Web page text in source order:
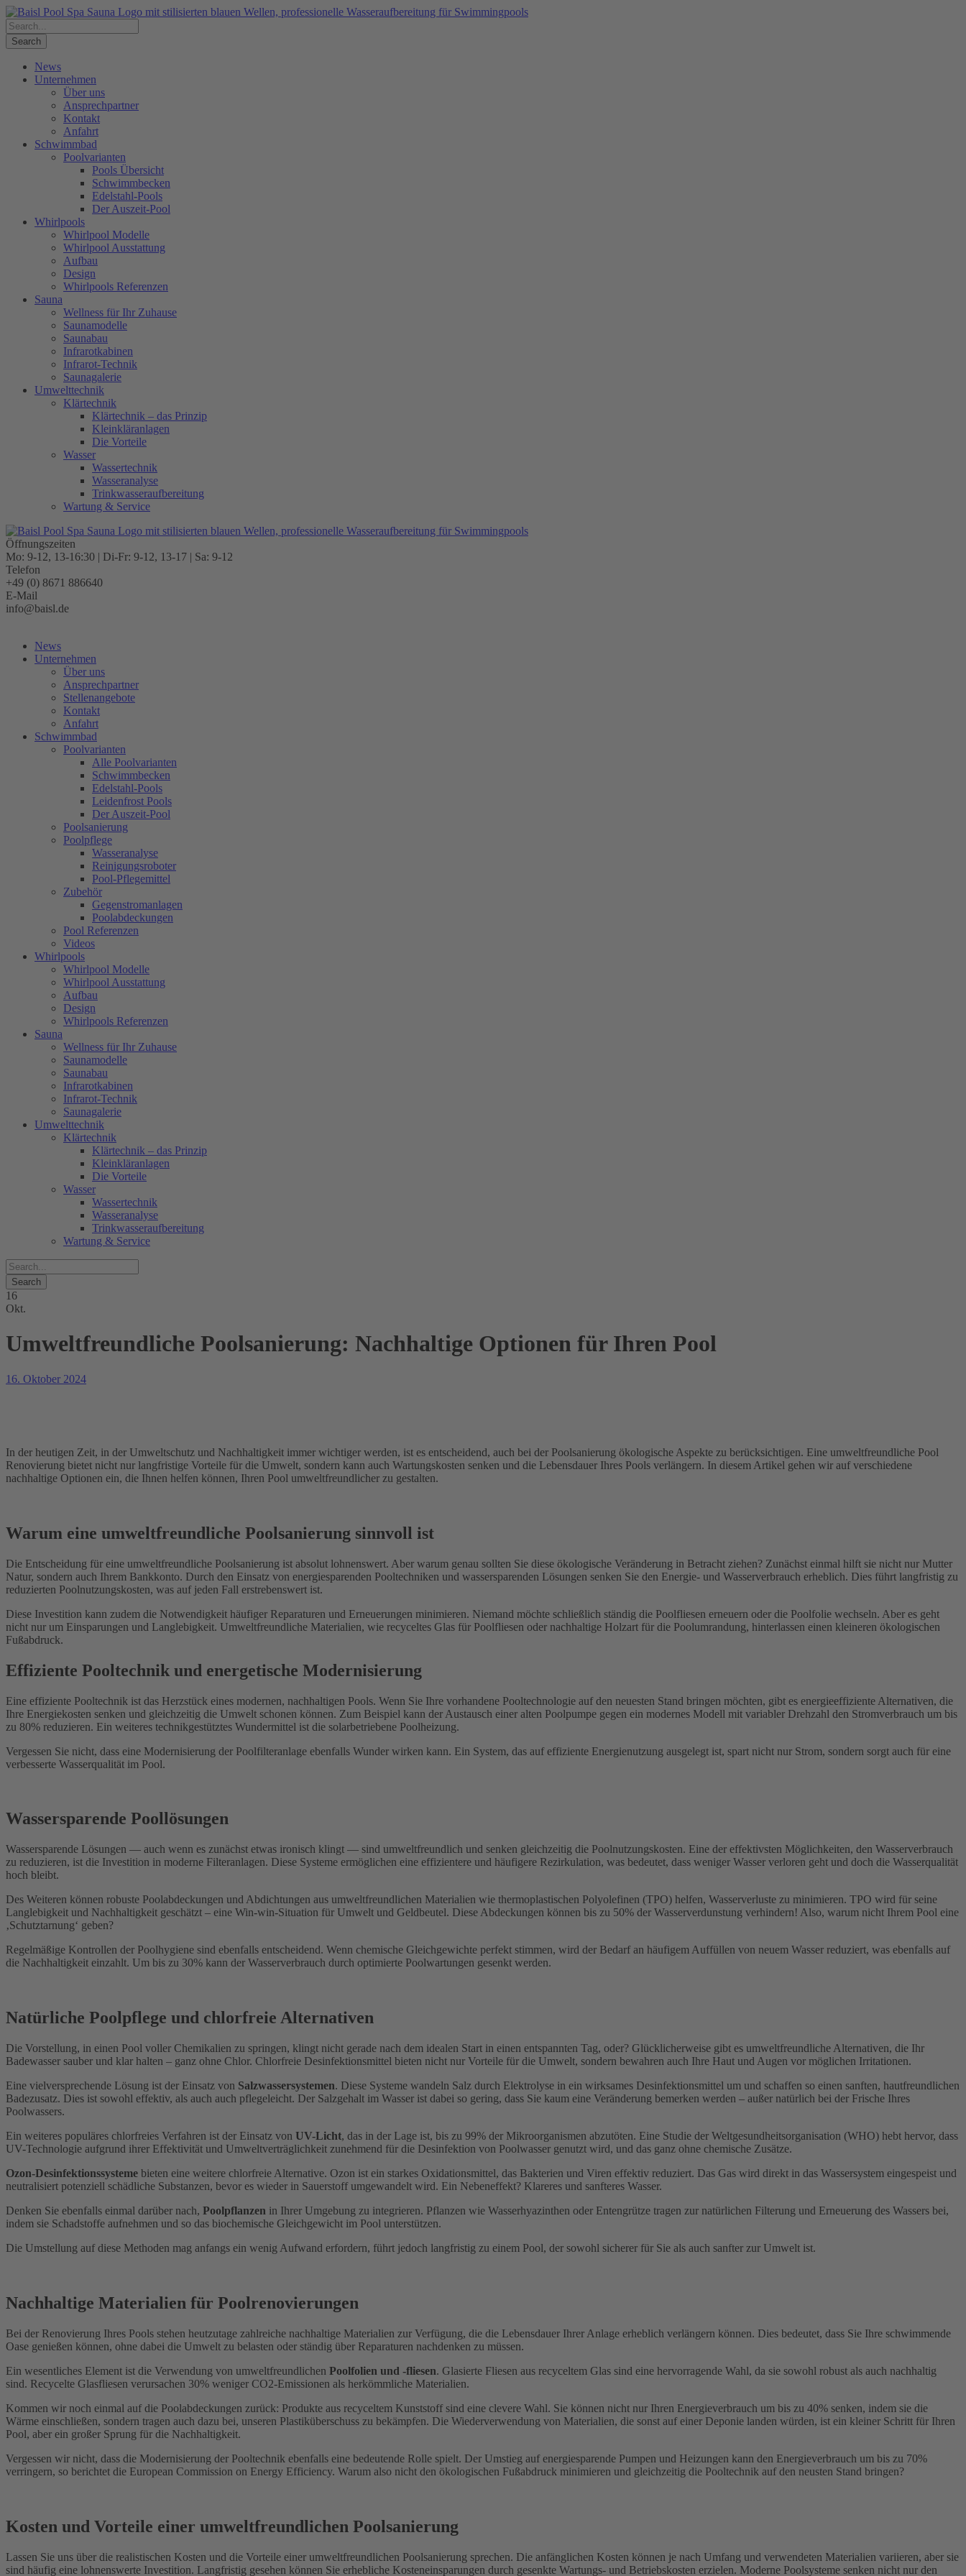
News
Unternehmen
Über uns
Ansprechpartner
Kontakt
Anfahrt
Schwimmbad
Poolvarianten
Pools Übersicht
Schwimmbecken
Edelstahl-Pools
Der Auszeit-Pool
Whirlpools
Whirlpool Modelle
Whirlpool Ausstattung
Aufbau
Design
Whirlpools Referenzen
Sauna
Wellness für Ihr Zuhause
Saunamodelle
Saunabau
Infrarotkabinen
Infrarot-Technik
Saunagalerie
Umwelttechnik
Klärtechnik
Klärtechnik – das Prinzip
Kleinkläranlagen
Die Vorteile
Wasser
Wassertechnik
Wasseranalyse
Trinkwasseraufbereitung
Wartung & Service
Öffnungszeiten
Mo: 9-12, 13-16:30 | Di-Fr: 9-12, 13-17 | Sa: 9-12
Telefon
+49 (0) 8671 886640
E-Mail
info@baisl.de
News
Unternehmen
Über uns
Ansprechpartner
Stellenangebote
Kontakt
Anfahrt
Schwimmbad
Poolvarianten
Alle Poolvarianten
Schwimmbecken
Edelstahl-Pools
Leidenfrost Pools
Der Auszeit-Pool
Poolsanierung
Poolpflege
Wasseranalyse
Reinigungsroboter
Pool-Pflegemittel
Zubehör
Gegenstromanlagen
Poolabdeckungen
Pool Referenzen
Videos
Whirlpools
Whirlpool Modelle
Whirlpool Ausstattung
Aufbau
Design
Whirlpools Referenzen
Sauna
Wellness für Ihr Zuhause
Saunamodelle
Saunabau
Infrarotkabinen
Infrarot-Technik
Saunagalerie
Umwelttechnik
Klärtechnik
Klärtechnik – das Prinzip
Kleinkläranlagen
Die Vorteile
Wasser
Wassertechnik
Wasseranalyse
Trinkwasseraufbereitung
Wartung & Service
16
Okt.
Umweltfreundliche Poolsanierung: Nachhaltige Optionen für Ihren Pool
16. Oktober 2024
In der heutigen Zeit, in der Umweltschutz und Nachhaltigkeit immer wichtiger werden, ist es entscheidend, auch bei der Poolsanierung ökologische Aspekte zu berücksichtigen. Eine umweltfreundliche Pool
Renovierung bietet nicht nur langfristige Vorteile für die Umwelt, sondern kann auch Wartungskosten senken und die Lebensdauer Ihres Pools verlängern. In diesem Artikel gehen wir auf verschiedene
nachhaltige Optionen ein, die Ihnen helfen können, Ihren Pool umweltfreundlicher zu gestalten.
Warum eine umweltfreundliche Poolsanierung sinnvoll ist
Die Entscheidung für eine umweltfreundliche Poolsanierung ist absolut lohnenswert. Aber warum genau sollten Sie diese ökologische Veränderung in Betracht ziehen? Zunächst einmal hilft sie nicht nur Mutter
Natur, sondern auch Ihrem Bankkonto. Durch den Einsatz von energiesparenden Pooltechniken und wassersparenden Lösungen senken Sie den Energie- und Wasserverbrauch erheblich. Dies führt langfristig zu
reduzierten Poolnutzungskosten, was auf jeden Fall erstrebenswert ist.
Diese Investition kann zudem die Notwendigkeit häufiger Reparaturen und Erneuerungen minimieren. Niemand möchte schließlich ständig die Poolfliesen erneuern oder die Poolfolie wechseln. Aber es geht
nicht nur um Einsparungen und Langlebigkeit. Umweltfreundliche Materialien, wie recyceltes Glas für Poolfliesen oder nachhaltige Holzart für die Poolumrandung, hinterlassen einen kleineren ökologischen
Fußabdruck.
Effiziente Pooltechnik und energetische Modernisierung
Eine effiziente Pooltechnik ist das Herzstück eines modernen, nachhaltigen Pools. Wenn Sie Ihre vorhandene Pooltechnologie auf den neuesten Stand bringen möchten, gibt es energieeffiziente Alternativen, die
Ihre Energiekosten senken und gleichzeitig die Umwelt schonen können. Zum Beispiel kann der Austausch einer alten Poolpumpe gegen ein modernes Modell mit variabler Drehzahl den Stromverbrauch um bis
zu 80% reduzieren. Ein weiteres technikgestütztes Wundermittel ist die solarbetriebene Poolheizung.
Vergessen Sie nicht, dass eine Modernisierung der Poolfilteranlage ebenfalls Wunder wirken kann. Ein System, das auf effiziente Energienutzung ausgelegt ist, spart nicht nur Strom, sondern sorgt auch für eine
verbesserte Wasserqualität im Pool.
Wassersparende Poollösungen
Wassersparende Lösungen — auch wenn es zunächst etwas ironisch klingt — sind umweltfreundlich und senken gleichzeitig die Poolnutzungskosten. Eine der effektivsten Möglichkeiten, den Wasserverbrauch
zu reduzieren, ist die Investition in moderne Filteranlagen. Diese Systeme ermöglichen eine effizientere und häufigere Rezirkulation, was bedeutet, dass weniger Wasser verloren geht und doch die Wasserqualität
hoch bleibt.
Des Weiteren können robuste Poolabdeckungen und Abdichtungen aus umweltfreundlichen Materialien wie thermoplastischen Polyolefinen (TPO) helfen, Wasserverluste zu minimieren. TPO wird für seine
Langlebigkeit und Nachhaltigkeit geschätzt – eine Win-win-Situation für Umwelt und Geldbeutel. Diese Abdeckungen können bis zu 50% der Wasserverdunstung verhindern! Also, warum nicht Ihrem Pool eine
‚Schutztarnung‘ geben?
Regelmäßige Kontrollen der Poolhygiene sind ebenfalls entscheidend. Wenn chemische Gleichgewichte perfekt stimmen, wird der Bedarf an häufigem Auffüllen von neuem Wasser reduziert, was ebenfalls auf
die Nachhaltigkeit einzahlt. Um bis zu 30% kann der Wasserverbrauch durch optimierte Poolwartungen gesenkt werden.
Natürliche Poolpflege und chlorfreie Alternativen
Die Vorstellung, in einen Pool voller Chemikalien zu springen, klingt nicht gerade nach dem idealen Start in einen entspannten Tag, oder? Glücklicherweise gibt es umweltfreundliche Alternativen, die Ihr
Badewasser sauber und klar halten – ganz ohne Chlor. Chlorfreie Desinfektionsmittel bieten nicht nur Vorteile für die Umwelt, sondern bewahren auch Ihre Haut und Augen vor möglichen Irritationen.
Eine vielversprechende Lösung ist der Einsatz von Salzwassersystemen. Diese Systeme wandeln Salz durch Elektrolyse in ein wirksames Desinfektionsmittel um und schaffen so einen sanften, hautfreundlichen
Badezusatz. Dies ist sowohl effektiv, als auch auch pflegeleicht. Der Salzgehalt im Wasser ist dabei so gering, dass Sie kaum eine Veränderung bemerken werden – außer natürlich bei der Frische Ihres
Poolwassers.
Ein weiteres populäres chlorfreies Verfahren ist der Einsatz von UV-Licht, das in der Lage ist, bis zu 99% der Mikroorganismen abzutöten. Eine Studie der Weltgesundheitsorganisation (WHO) hebt hervor, dass
UV-Technologie aufgrund ihrer Effektivität und Umweltverträglichkeit zunehmend für die Desinfektion von Poolwasser genutzt wird, und das ganz ohne chemische Zusätze.
Ozon-Desinfektionssysteme bieten eine weitere chlorfreie Alternative. Ozon ist ein starkes Oxidationsmittel, das Bakterien und Viren effektiv reduziert. Das Gas wird direkt in das Wassersystem eingespeist und
neutralisiert potenziell schädliche Substanzen, bevor es wieder in Sauerstoff umgewandelt wird. Ein Nebeneffekt? Klareres und sanfteres Wasser.
Denken Sie ebenfalls einmal darüber nach, Poolpflanzen in Ihrer Umgebung zu integrieren. Pflanzen wie Wasserhyazinthen oder Entengrütze tragen zur natürlichen Filterung und Erneuerung des Wassers bei,
indem sie Schadstoffe aufnehmen und so das biochemische Gleichgewicht im Pool unterstützen.
Die Umstellung auf diese Methoden mag anfangs ein wenig Aufwand erfordern, führt jedoch langfristig zu einem Pool, der sowohl sicherer für Sie als auch sanfter zur Umwelt ist.
Nachhaltige Materialien für Poolrenovierungen
Bei der Renovierung Ihres Pools stehen heutzutage zahlreiche nachhaltige Materialien zur Verfügung, die die Lebensdauer Ihrer Anlage erheblich verlängern können. Dies bedeutet, dass Sie Ihre schwimmende
Oase genießen können, ohne dabei die Umwelt zu belasten oder ständig über Reparaturen nachdenken zu müssen.
Ein wesentliches Element ist die Verwendung von umweltfreundlichen Poolfolien und -fliesen. Glasierte Fliesen aus recyceltem Glas sind eine hervorragende Wahl, da sie sowohl robust als auch nachhaltig
sind. Recycelte Glasfliesen verursachen 30% weniger CO2-Emissionen als herkömmliche Materialien.
Kommen wir noch einmal auf die Poolabdeckungen zurück: Produkte aus recyceltem Kunststoff sind eine clevere Wahl. Sie können nicht nur Ihren Energieverbrauch um bis zu 40% senken, indem sie die
Wärme einschließen, sondern tragen auch dazu bei, unseren Plastiküberschuss zu bekämpfen. Die Wiederverwendung von Materialien, die sonst auf einer Deponie landen würden, ist ein kleiner Schritt für Ihren
Pool, aber ein großer Sprung für die Nachhaltigkeit.
Vergessen wir nicht, dass die Modernisierung der Pooltechnik ebenfalls eine bedeutende Rolle spielt. Der Umstieg auf energiesparende Pumpen und Heizungen kann den Energieverbrauch um bis zu 70%
verringern, so berichtet die European Commission on Energy Efficiency. Warum also nicht den ökologischen Fußabdruck minimieren und gleichzeitig die Pooltechnik auf den neusten Stand bringen?
Kosten und Vorteile einer umweltfreundlichen Poolsanierung
Lassen Sie uns über die realistischen Kosten und die Vorteile einer umweltfreundlichen Poolsanierung sprechen. Die anfänglichen Kosten können je nach Umfang und verwendeten Materialien variieren, aber sie
sind häufig eine lohnenswerte Investition. Langfristig gesehen können Sie erhebliche Kosteneinsparungen durch gesenkte Wartungs- und Betriebskosten erzielen. Moderne Poolsysteme senken nicht nur den